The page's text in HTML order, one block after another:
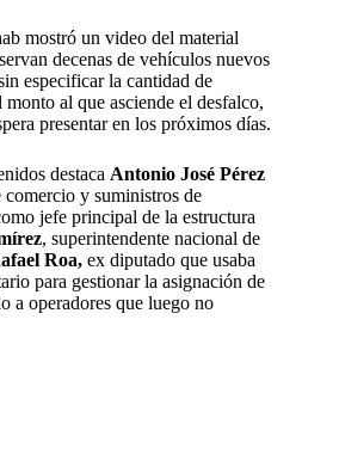
mostró un video del material
decenas de vehículos nuevos
especificar la cantidad de
al que asciende el desfalco,
presentar en los próximos días.
destaca Antonio José Pérez
comercio y suministros de
jefe principal de la estructura
, superintendente nacional de
Roa, ex diputado que usaba
para gestionar la asignación de
a operadores que luego no